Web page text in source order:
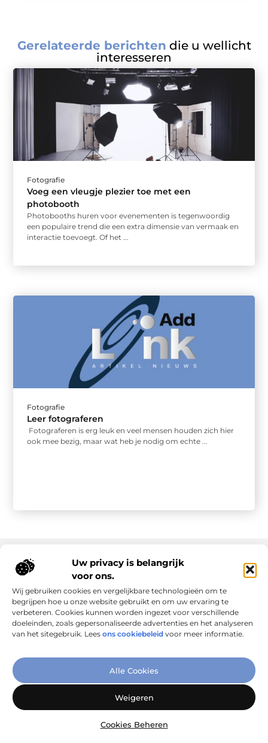
Uw privacy is belangrijk
voor ons.
Wij gebruiken cookies en vergelijkbare technologieën om te
begrijpen hoe u onze website gebruikt en om uw ervaring te
verbeteren. Cookies kunnen worden ingezet voor verschillende
doeleinden, zoals gepersonaliseerde advertenties en het analyseren
van het sitegebruik. Lees ons cookiebeleid voor meer informatie.
Alle Cookies
Weigeren
Cookies Beheren
Gerelateerde berichten die u wellicht
interesseren
Fotografie
Voeg een vleugje plezier toe met een
photobooth
Photobooths huren voor evenementen is tegenwoordig
een populaire trend die een extra dimensie van vermaak en
interactie toevoegt. Of het ...
Fotografie
Leer fotograferen
Fotograferen is erg leuk en veel mensen houden zich hier
ook mee bezig, maar wat heb je nodig om echte ...
Verbind Artikelen, Deel Inzichten
vandaag nog!
Onze informatie